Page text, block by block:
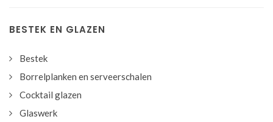
BESTEK EN GLAZEN
Bestek
Borrelplanken en serveerschalen
Cocktail glazen
Glaswerk